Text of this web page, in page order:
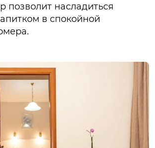
позволит насладиться
в спокойной